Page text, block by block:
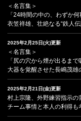
＜名言集＞
「24時間の中の、わずか何
衣笠祥雄、壮絶なる“鉄人伝
2025年2月25日(火)更新
＜名言集＞
「尻の穴から煙が出るまで
大器を覚醒させた長嶋茂雄
2025年2月21日(金)更新
村上宗隆、外野練習指示の
チーム事情と本人の利得も